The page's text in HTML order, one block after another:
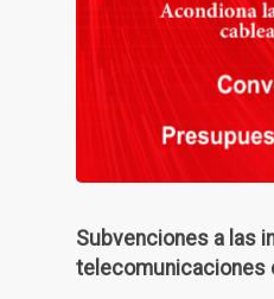
Subvenciones a las
telecomunicaciones